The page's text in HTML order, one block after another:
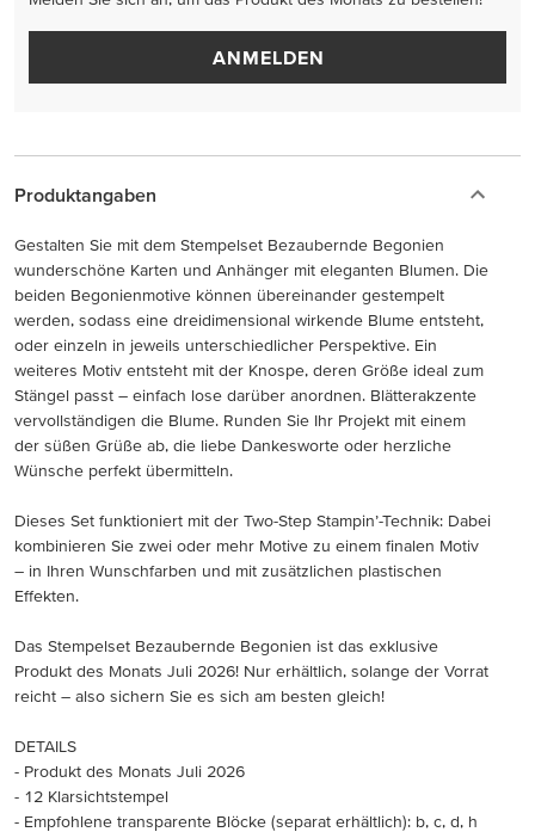
ANMELDEN
Produktangaben
Gestalten Sie mit dem Stempelset Bezaubernde Begonien
wunderschöne Karten und Anhänger mit eleganten Blumen. Die
beiden Begonienmotive können übereinander gestempelt
werden, sodass eine dreidimensional wirkende Blume entsteht,
oder einzeln in jeweils unterschiedlicher Perspektive. Ein
weiteres Motiv entsteht mit der Knospe, deren Größe ideal zum
Stängel passt – einfach lose darüber anordnen. Blätterakzente
vervollständigen die Blume. Runden Sie Ihr Projekt mit einem
der süßen Grüße ab, die liebe Dankesworte oder herzliche
Wünsche perfekt übermitteln.
Dieses Set funktioniert mit der Two-Step Stampin’-Technik: Dabei
kombinieren Sie zwei oder mehr Motive zu einem finalen Motiv
– in Ihren Wunschfarben und mit zusätzlichen plastischen
Effekten.
Das Stempelset Bezaubernde Begonien ist das exklusive
Produkt des Monats Juli 2026! Nur erhältlich, solange der Vorrat
reicht – also sichern Sie es sich am besten gleich!
DETAILS
- Produkt des Monats Juli 2026
- 12 Klarsichtstempel
- Empfohlene transparente Blöcke (separat erhältlich): b, c, d, h